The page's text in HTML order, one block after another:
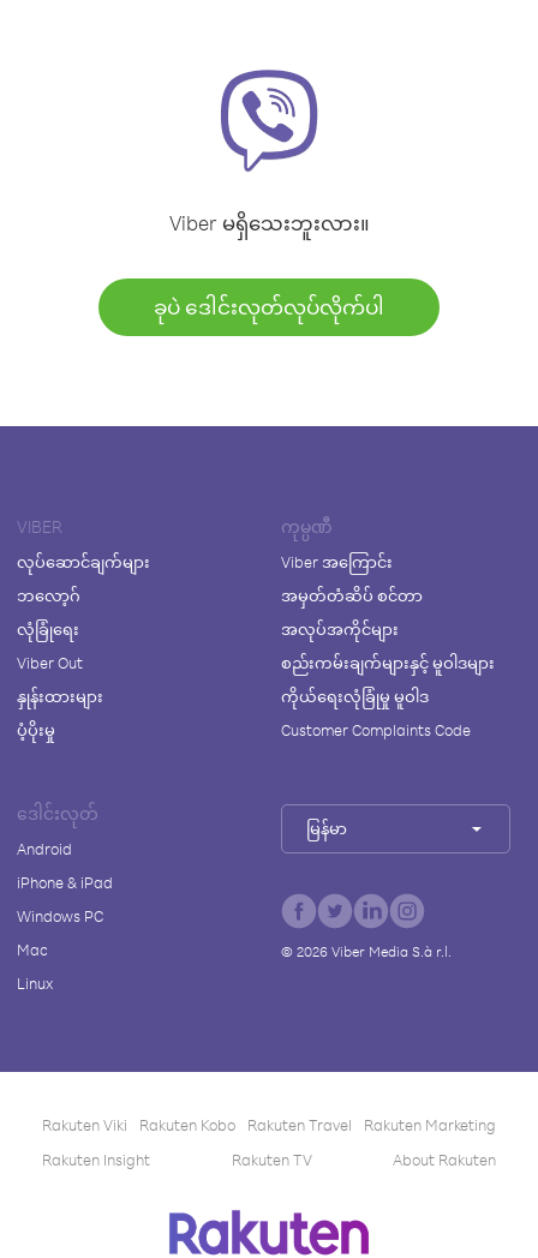
Viber မရှိသေးဘူးလား။
ခုပဲ ဒေါင်းလုတ်လုပ်လိုက်ပါ
VIBER
လုပ်ဆောင်ချက်များ
ဘလော့ဂ်
လုံခြုံရေး
Viber Out
နှုန်းထားများ
ပံ့ပိုးမှု
ကုမ္ပဏီ
Viber အကြောင်း
အမှတ်တံဆိပ် စင်တာ
အလုပ်အကိုင်များ
စည်းကမ်းချက်များနှင့် မူဝါဒများ
ကိုယ်ရေးလုံခြုံမှု မူဝါဒ
Customer Complaints Code
ဒေါင်းလုတ်
Android
iPhone & iPad
Windows PC
Mac
Linux
မြန်မာ
© 2026Viber Media S.à r.l.
Rakuten Viki Rakuten Kobo Rakuten Travel
Rakuten Marketing
Rakuten Insight
Rakuten TV About Rakuten